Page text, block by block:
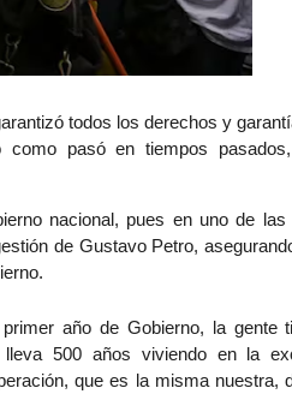
todos los derechos y
pasó en tiempos
nacional, pues en uno de las
de Gustavo Petro,
año de Gobierno, la gente
500 años viviendo en la
que es la misma nuestra,